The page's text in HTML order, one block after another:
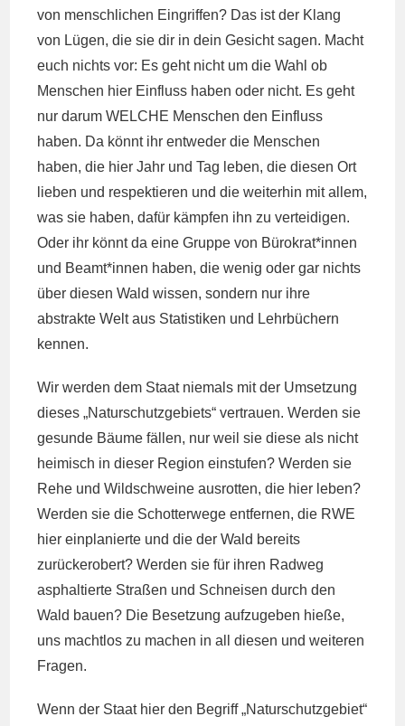
von menschlichen Eingriffen? Das ist der Klang
von Lügen, die sie dir in dein Gesicht sagen. Macht
euch nichts vor: Es geht nicht um die Wahl ob
Menschen hier Einfluss haben oder nicht. Es geht
nur darum WELCHE Menschen den Einfluss
haben. Da könnt ihr entweder die Menschen
haben, die hier Jahr und Tag leben, die diesen Ort
lieben und respektieren und die weiterhin mit allem,
was sie haben, dafür kämpfen ihn zu verteidigen.
Oder ihr könnt da eine Gruppe von Bürokrat*innen
und Beamt*innen haben, die wenig oder gar nichts
über diesen Wald wissen, sondern nur ihre
abstrakte Welt aus Statistiken und Lehrbüchern
kennen.
Wir werden dem Staat niemals mit der Umsetzung
dieses „Naturschutzgebiets“ vertrauen. Werden sie
gesunde Bäume fällen, nur weil sie diese als nicht
heimisch in dieser Region einstufen? Werden sie
Rehe und Wildschweine ausrotten, die hier leben?
Werden sie die Schotterwege entfernen, die RWE
hier einplanierte und die der Wald bereits
zurückerobert? Werden sie für ihren Radweg
asphaltierte Straßen und Schneisen durch den
Wald bauen? Die Besetzung aufzugeben hieße,
uns machtlos zu machen in all diesen und weiteren
Fragen.
Wenn der Staat hier den Begriff „Naturschutzgebiet“